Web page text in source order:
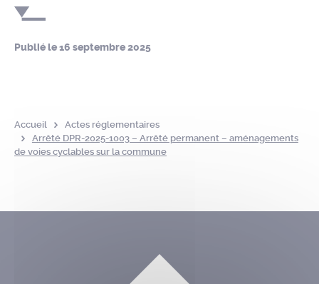
Publié le16 septembre 2025
Accueil
Actes réglementaires
Arrêté DPR-2025-1003 – Arrêté permanent – aménagements
de voies cyclables sur la commune